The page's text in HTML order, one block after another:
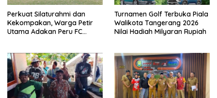
Perkuat Silaturahmi dan
Kekompakan, Warga Petir
Utama Adakan Peru FC
Turnamen Golf Terbuka Piala
Walikota Tangerang 2026
Nilai Hadiah Milyaran Rupiah